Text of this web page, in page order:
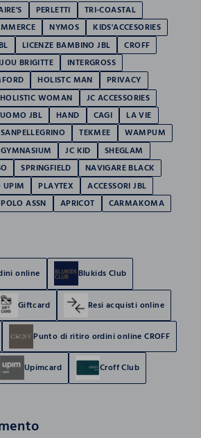
PERLETTI
TRI-COASTAL
NYMOS
KIDS'ACCESORIES
LICENZE BAMBINO JBL
CROFF
BRIGITTE
INTERGROSS
HOLISTC MAN
PRIVACY
HOLISTIC WOMAN
JC ACCESSORIES
JBL HAND CAGI
LA VIE
SANPELLEGRINO TEKMEE
WAMPUM
GYMNASIUM JC KID
SHEGLAM
SPRINGFIELD
NAVIGARE BLACK
UPIM PLAYTEX
ACCESSORI JBL
ASSN APRICOT CARMAKOMA
online Blukids Club
Giftcard Resi acquisti online
Punto di ritiro ordini online CROFF
Upimcard Croff Club